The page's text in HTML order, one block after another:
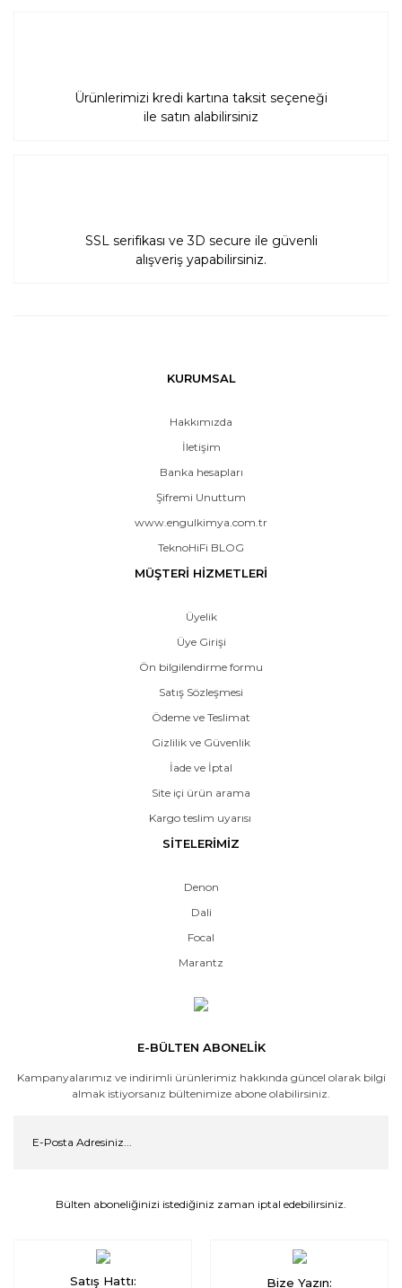
Ürünlerimizi kredi kartına taksit seçeneği
ile satın alabilirsiniz
SSL serifikası ve 3D secure ile güvenli
alışveriş yapabilirsiniz.
KURUMSAL
Hakkımızda
İletişim
Banka hesapları
Şifremi Unuttum
www.engulkimya.com.tr
TeknoHiFi BLOG
MÜŞTERİ HİZMETLERİ
Üyelik
Üye Girişi
Ön bilgilendirme formu
Satış Sözleşmesi
Ödeme ve Teslimat
Gizlilik ve Güvenlik
İade ve İptal
Site içi ürün arama
Kargo teslim uyarısı
SİTELERİMİZ
Denon
Dali
Focal
Marantz
E-BÜLTEN ABONELİK
Kampanyalarımız ve indirimli ürünlerimiz hakkında güncel olarak bilgi
almak istiyorsanız bültenimize abone olabilirsiniz.
Bülten aboneliğinizi istediğiniz zaman iptal edebilirsiniz.
Satış Hattı: Bize Yazın: